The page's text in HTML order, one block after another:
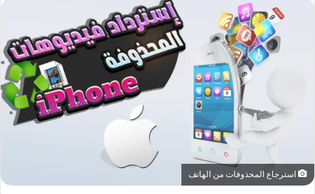
استرجاع المحذوفات من الهاتف